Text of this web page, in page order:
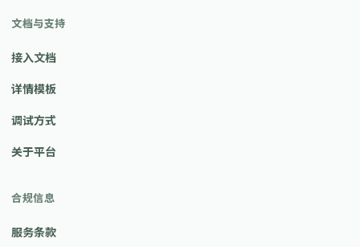
文档与支持
接入文档
详情模板
调试方式
关于平台
合规信息
服务条款